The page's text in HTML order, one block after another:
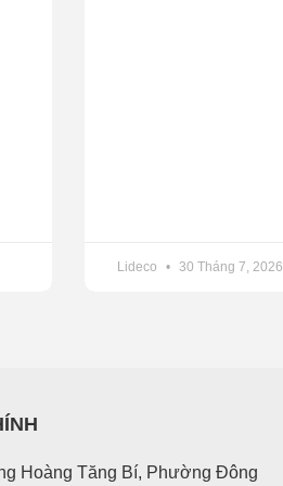
Lideco 30 Tháng 7, 2026
Hoàng Tăng Bí, Phường Đông